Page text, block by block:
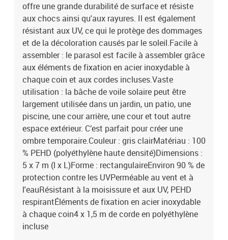
offre une grande durabilité de surface et résiste
aux chocs ainsi qu'aux rayures. Il est également
résistant aux UV, ce qui le protège des dommages
et de la décoloration causés par le soleil.Facile à
assembler : le parasol est facile à assembler grâce
aux éléments de fixation en acier inoxydable à
chaque coin et aux cordes incluses.Vaste
utilisation : la bâche de voile solaire peut être
largement utilisée dans un jardin, un patio, une
piscine, une cour arrière, une cour et tout autre
espace extérieur. C’est parfait pour créer une
ombre temporaire.Couleur : gris clairMatériau : 100
% PEHD (polyéthylène haute densité)Dimensions :
5 x 7 m (l x L)Forme : rectangulaireEnviron 90 % de
protection contre les UVPerméable au vent et à
l'eauRésistant à la moisissure et aux UV, PEHD
respirantÉléments de fixation en acier inoxydable
à chaque coin4 x 1,5 m de corde en polyéthylène
incluse